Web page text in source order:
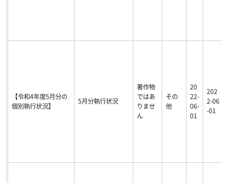
【令和4年度5月分の
個別執行状況】
5月分執行状況
著作物
ではあ
りませ
ん
その
他
20
22-
06-
01
202
2-06
-01